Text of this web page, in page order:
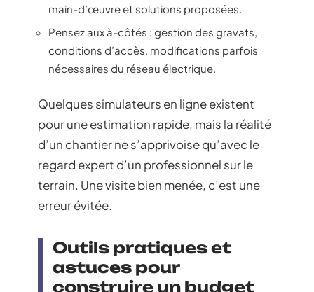
main-d’œuvre et solutions proposées.
Pensez aux à-côtés : gestion des gravats,
conditions d’accès, modifications parfois
nécessaires du réseau électrique.
Quelques simulateurs en ligne existent
pour une estimation rapide, mais la réalité
d’un chantier ne s’apprivoise qu’avec le
regard expert d’un professionnel sur le
terrain. Une visite bien menée, c’est une
erreur évitée.
Outils pratiques et
astuces pour
construire un budget